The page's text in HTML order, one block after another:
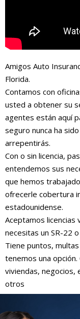
Amigos Auto
Florida.
Contamos con
usted a obtener su
agentes están aquí
seguro nunca ha
arrepentirás.
Con o sin licencia,
entendemos sus
que hemos
ofrecerle cobertura
estadounidense.
Aceptamos licencias
necesitas un SR-22
Tiene puntos,
tenemos una
viviendas, negocios,
otros